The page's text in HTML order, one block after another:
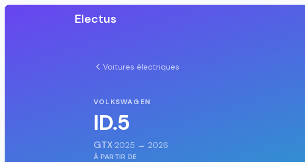
Electus
Voitures électriques
VOLKSWAGEN
ID.5
GTX·2025 → 2026
À PARTIR DE